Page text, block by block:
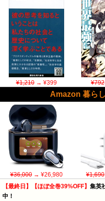
¥1,210→ ¥399 ¥792
Amazon 暮ら
¥36,000→ ¥26,980 ¥1,690
【最終日】【ほぼ全巻39%OFF】 集英
中！